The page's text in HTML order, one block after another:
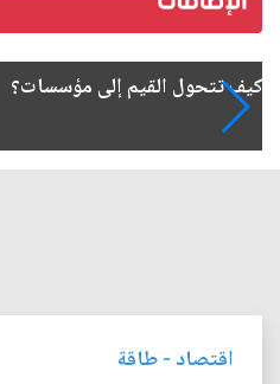
الأربعين.. قضية
اقتصاد -طاقة